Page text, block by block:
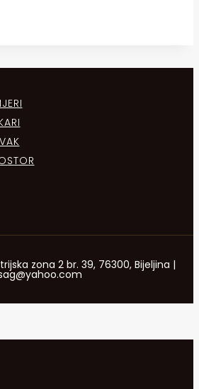
zona 2 br. 39, 76300, Bijeljina |